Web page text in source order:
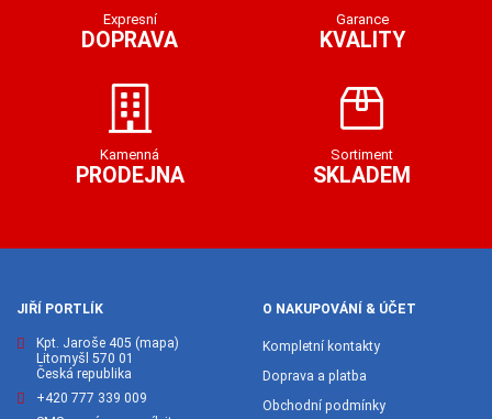
Expresní
DOPRAVA
Garance
KVALITY
Kamenná
PRODEJNA
Sortiment
SKLADEM
JIŘÍ PORTLÍK
Kpt. Jaroše 405 (mapa)
Litomyšl 570 01
Česká republika
+420 777 339 009
O NAKUPOVÁNÍ & ÚČET
Kompletní kontakty
Doprava a platba
Obchodní podmínky